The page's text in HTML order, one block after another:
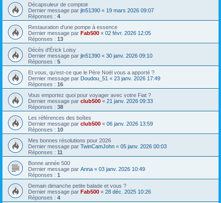
Décapsuleur de comptoir
Dernier message par jln51390 « 19 mars 2026 09:07
Réponses : 4
Restauration d'une pompe à essence
Dernier message par Fab500 « 02 févr. 2026 12:05
Réponses : 13
Décès d'Érick Loisy
Dernier message par jln51390 « 30 janv. 2026 09:10
Réponses : 5
Et vous, qu’est-ce que le Père Noël vous a apporté ?
Dernier message par Doudou_51 « 23 janv. 2026 17:49
Réponses : 16
Vous emportez quoi pour voyager avec votre Fiat ?
Dernier message par club500 « 21 janv. 2026 09:33
Réponses : 38
Les références des boîtes
Dernier message par club500 « 06 janv. 2026 13:59
Réponses : 10
Mes bonnes résolutions pour 2026
Dernier message par TwinCamJohn « 05 janv. 2026 00:03
Réponses : 11
Bonne année 500
Dernier message par Anna « 03 janv. 2026 10:49
Réponses : 1
Demain dimanche petite balade et vous ?
Dernier message par Fab500 « 28 déc. 2025 10:26
Réponses : 4